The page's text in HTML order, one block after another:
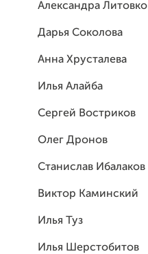
Александра Литовко
Дарья Соколова
Анна Хрусталева
Илья Алайба
Сергей Востриков
Олег Дронов
Станислав Ибалаков
Виктор Каминский
Илья Туз
Илья Шерстобитов